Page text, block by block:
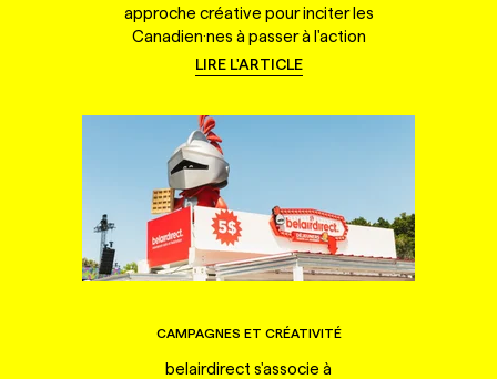
approche créative pour inciter les
Canadien·nes à passer à l'action
LIRE L'ARTICLE
CAMPAGNES ET CRÉATIVITÉ
belairdirect s'associe à